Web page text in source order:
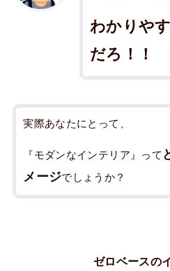
わかりや
だろ！！
実際あなたにとって、
『モダンなインテリア』って
メージでしょうか？
ゼロベースの